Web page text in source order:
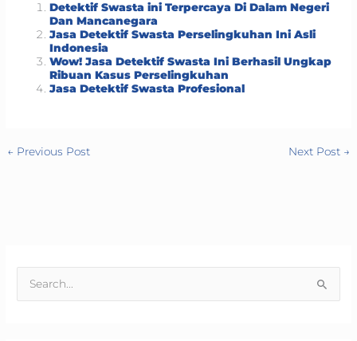
Detektif Swasta ini Terpercaya Di Dalam Negeri
Dan Mancanegara
Jasa Detektif Swasta Perselingkuhan Ini Asli
Indonesia
Wow! Jasa Detektif Swasta Ini Berhasil Ungkap
Ribuan Kasus Perselingkuhan
Jasa Detektif Swasta Profesional
← Previous Post Next Post →
e